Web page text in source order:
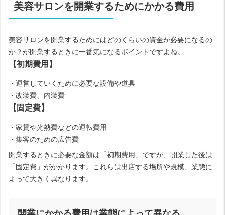
美容サロンを開業するためにかかる費用
美容サロンを開業するためにはどのくらいの資金が必要になるの
か？が開業するときに一番気になるポイントですよね。
【初期費用】
・運営していくために必要な設備や道具
・改装費、内装費
【固定費】
・家賃や光熱費などの運転費用
・集客のための広告費
開業するときに必要な金額は「初期費用」ですが、開業した後は
「固定費」がかかります。これらは出店する場所や規模、業態に
よって大きく異なります。